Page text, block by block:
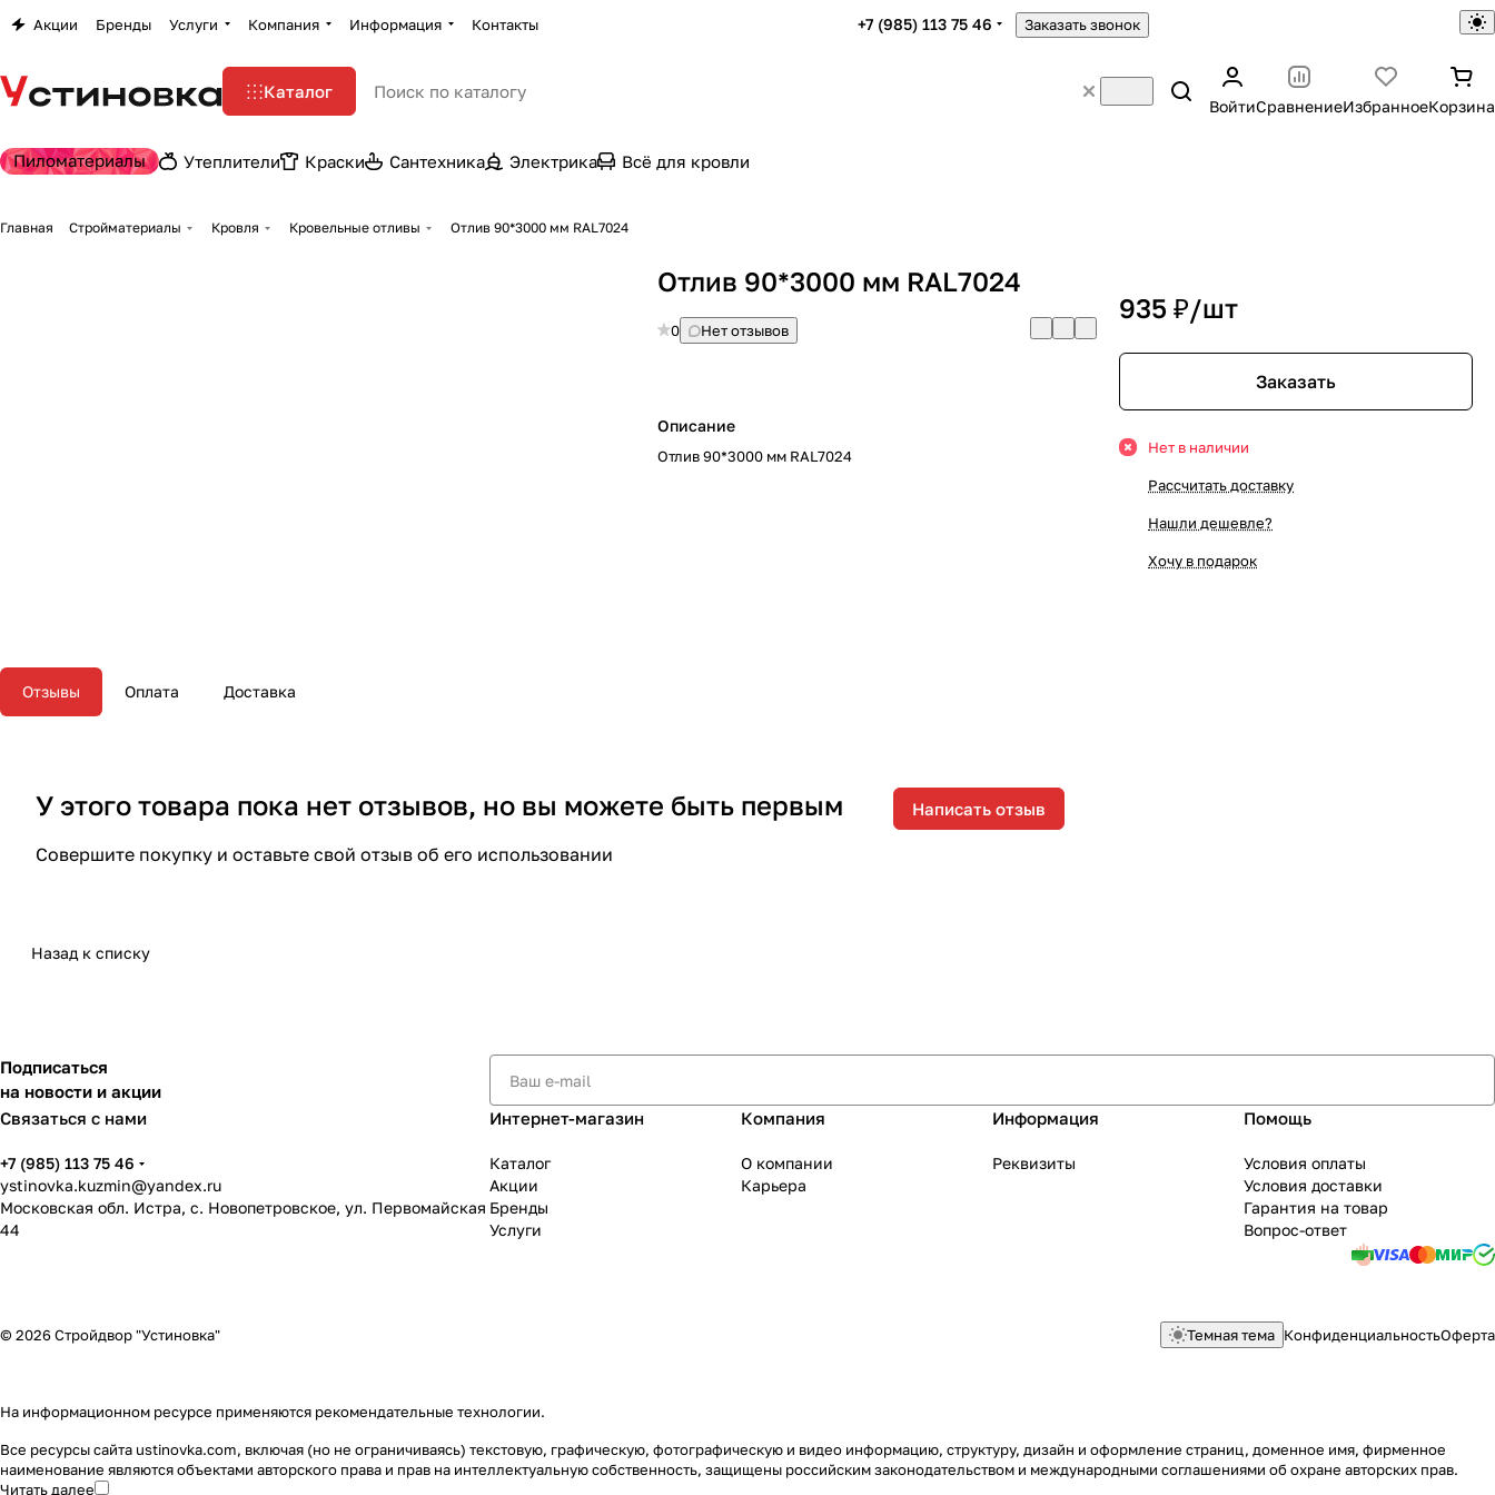
Акции Бренды Услуги Компания Информация Контакты +7 (985) 113 75 46 Заказать звонок
Каталог
ВойтиСравнениеИзбранноеКорзина
Пиломатериалы Утеплители Краски Сантехника Электрика Всё для кровли
Главная Стройматериалы Кровля Кровельные отливы Отлив 90*3000 мм RAL7024
Отлив 90*3000 мм RAL7024
0 Нет отзывов
Описание
Отлив 90*3000 мм RAL7024
935 ₽/шт
Заказать
Нет в наличии
Рассчитать доставку
Нашли дешевле?
Хочу в подарок
Отзывы Оплата Доставка
У этого товара пока нет отзывов, но вы можете быть первым
Совершите покупку и оставьте свой отзыв об его использовании
Написать отзыв
Назад к списку
Подписаться
на новости и акции
Связаться с нами
+7 (985) 113 75 46
ystinovka.kuzmin@yandex.ru
Московская обл. Истра, с. Новопетровское, ул. Первомайская
44
Интернет-магазин
Каталог
Акции
Бренды
Услуги
Компания
О компании
Карьера
Информация
Реквизиты
Помощь
Условия оплаты
Условия доставки
Гарантия на товар
Вопрос-ответ
© 2026 Стройдвор "Устиновка" Темная тема КонфиденциальностьОферта
На информационном ресурсе применяются рекомендательные технологии.
Все ресурсы сайта ustinovka.com, включая (но не ограничиваясь) текстовую, графическую, фотографическую и видео информацию, структуру, дизайн и оформление страниц, доменное имя, фирменное
наименование являются объектами авторского права и прав на интеллектуальную собственность, защищены российским законодательством и международными соглашениями об охране авторских прав.
Читать далее